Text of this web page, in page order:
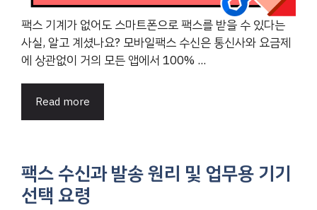
팩스 기계가 없어도 스마트폰으로 팩스를 받을 수 있다는
사실, 알고 계셨나요? 모바일팩스 수신은 통신사와 요금제
에 상관없이 거의 모든 앱에서 100% ...
Read more
팩스 수신과 발송 원리 및 업무용 기기
선택 요령